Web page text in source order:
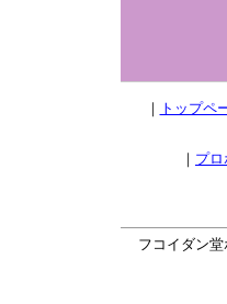
｜ トップペ
｜ プロ
フコイダン